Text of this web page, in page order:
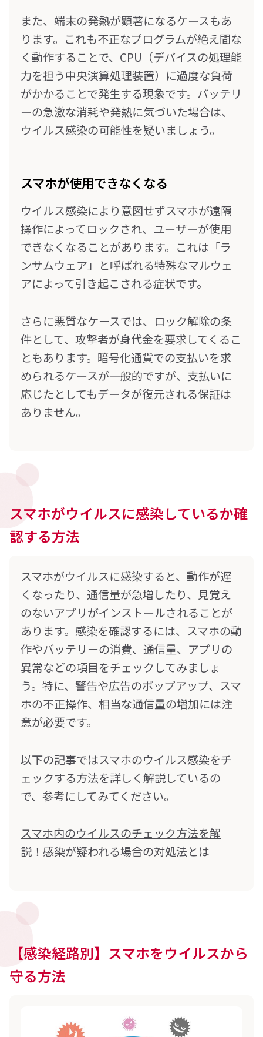
また、端末の発熱が顕著になるケースもあ
ります。これも不正なプログラムが絶え間な
く動作することで、CPU（デバイスの処理能
力を担う中央演算処理装置）に過度な負荷
がかかることで発生する現象です。バッテリ
ーの急激な消耗や発熱に気づいた場合は、
ウイルス感染の可能性を疑いましょう。
スマホが使用できなくなる
ウイルス感染により意図せずスマホが遠隔
操作によってロックされ、ユーザーが使用
できなくなることがあります。これは「ラ
ンサムウェア」と呼ばれる特殊なマルウェ
アによって引き起こされる症状です。
さらに悪質なケースでは、ロック解除の条
件として、攻撃者が身代金を要求してくるこ
ともあります。暗号化通貨での支払いを求
められるケースが一般的ですが、支払いに
応じたとしてもデータが復元される保証は
ありません。
スマホがウイルスに感染しているか確
認する方法
スマホがウイルスに感染すると、動作が遅
くなったり、通信量が急増したり、見覚え
のないアプリがインストールされることが
あります。感染を確認するには、スマホの動
作やバッテリーの消費、通信量、アプリの
異常などの項目をチェックしてみましょ
う。特に、警告や広告のポップアップ、スマ
ホの不正操作、相当な通信量の増加には注
意が必要です。
以下の記事ではスマホのウイルス感染をチ
ェックする方法を詳しく解説しているの
で、参考にしてみてください。
スマホ内のウイルスのチェック方法を解
説！感染が疑われる場合の対処法とは
【感染経路別】スマホをウイルスから
守る方法